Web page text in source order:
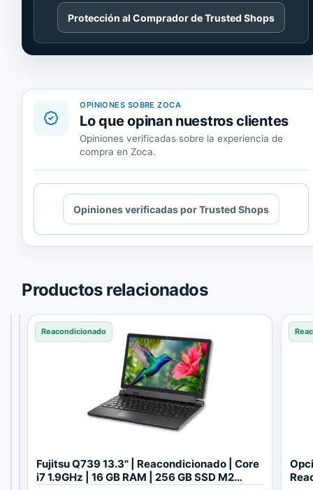
Cargando
contenido
de
Protección al Comprador de Trusted Shops
OPINIONES SOBRE ZOCA
Lo que opinan nuestros clientes
Opiniones verificadas sobre la experiencia de
compra en Zoca.
Cargando
contenido
de
Opiniones verificadas por Trusted Shops
Productos relacionados
Reacondicionado
Reacondicionado
Reacondicionado
Fujitsu Q739 13.3'' | Reacondicionado | Core
i7 1.9GHz | 16 GB RAM | 256 GB SSD M2